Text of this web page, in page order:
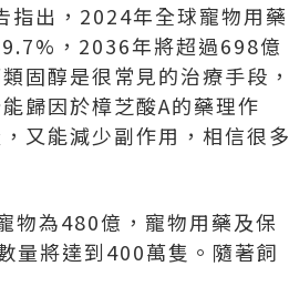
出，2024年全球寵物用藥
，2036年將超過698億
固醇是很常見的治療手段，
歸因於樟芝酸A的藥理作
又能減少副作用，相信很多
物為480億，寵物用藥及保
量將達到400萬隻。隨著飼